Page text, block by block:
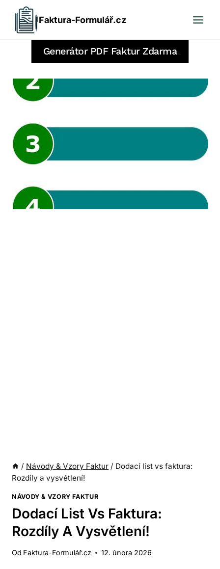
Přeskočit
obsah
Faktura-Formulář.cz
Generátor PDF Faktur Zdarma
/ Návody & Vzory Faktur / Dodací list vs faktura:
Rozdíly a vysvětlení!
NÁVODY & VZORY FAKTUR
Dodací List Vs Faktura:
Rozdíly A Vysvětlení!
Od Faktura-Formulář.cz 12. února 2026